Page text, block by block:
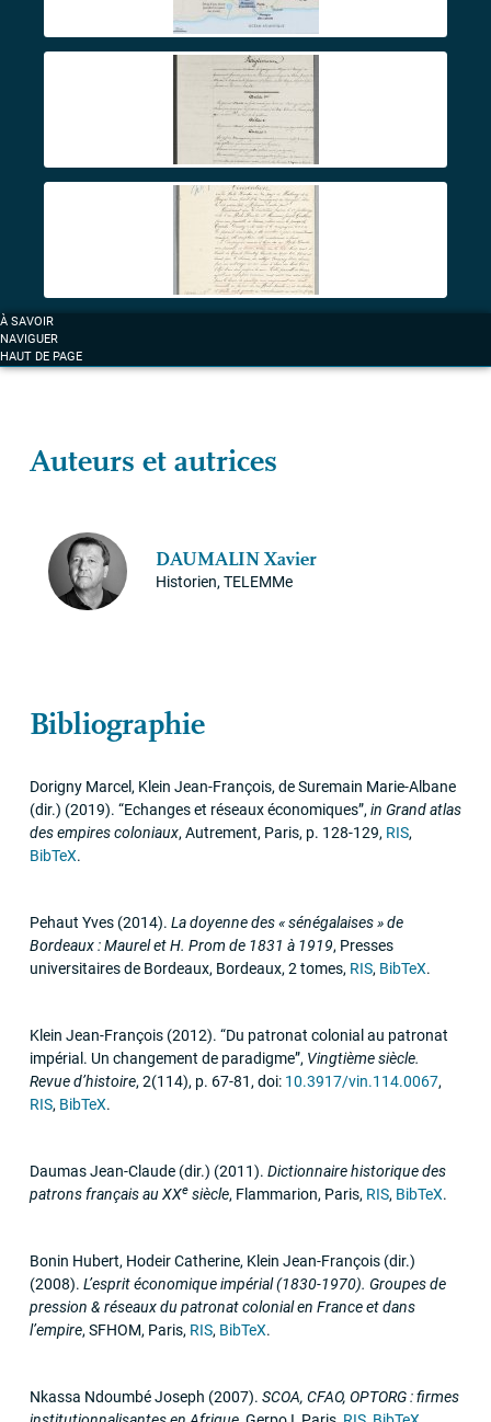
À SAVOIR
NAVIGUER
HAUT DE PAGE
Auteurs et autrices
DAUMALINXavier
Historien, TELEMMe
Bibliographie
Dorigny Marcel, Klein Jean-François, de Suremain Marie-Albane
(dir.) (2019). “Echanges et réseaux économiques”, in Grand atlas
des empires coloniaux, Autrement, Paris, p. 128-129, RIS,
BibTeX.
Pehaut Yves (2014). La doyenne des « sénégalaises » de
Bordeaux : Maurel et H. Prom de 1831 à 1919, Presses
universitaires de Bordeaux, Bordeaux, 2 tomes, RIS, BibTeX.
Klein Jean-François (2012). “Du patronat colonial au patronat
impérial. Un changement de paradigme”, Vingtième siècle.
Revue d’histoire, 2(114), p. 67-81 , doi: 10.3917/vin.114.0067,
RIS, BibTeX.
Daumas Jean-Claude (dir.) (2011). Dictionnaire historique des
patrons français auXXesiècle, Flammarion, Paris, RIS, BibTeX.
Bonin Hubert, Hodeir Catherine, Klein Jean-François (dir.)
(2008). L’esprit économique impérial (1830-1970). Groupes de
pression & réseaux du patronat colonial en France et dans
l’empire,SFHOM, Paris, RIS, BibTeX.
Nkassa Ndoumbé Joseph (2007). SCOA, CFAO, OPTORG: firmes